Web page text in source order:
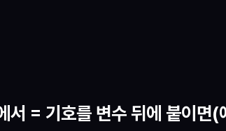
= 기호를 변수 뒤에 붙이면